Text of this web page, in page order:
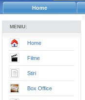
Home
MENIU:
Home
Filme
Stiri
Box Office